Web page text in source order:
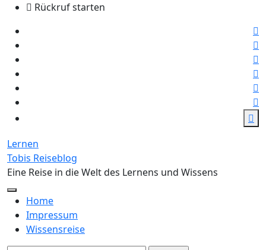
Skip
content
Rückruf starten
Lernen
Tobis Reiseblog
Eine Reise in die Welt des Lernens und Wissens
Home
Impressum
Wissensreise